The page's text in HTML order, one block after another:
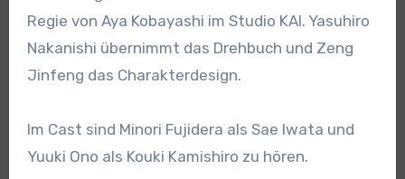
Regie von Aya Kobayashi im Studio KAI. Yasuhiro
Nakanishi übernimmt das Drehbuch und Zeng
Jinfeng das Charakterdesign.
Im Cast sind Minori Fujidera als Sae Iwata und
Yuuki Ono als Kouki Kamishiro zu hören.